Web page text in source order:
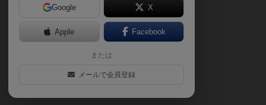
見た目 : ★★・・・
重さ : ★★・・・
戦略性 : ★★★・・
Google X
Apple Facebook
または
メールで会員登録